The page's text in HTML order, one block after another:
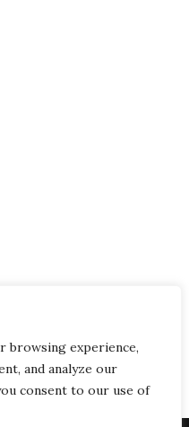
browsing experience,
and analyze our
consent to our use of